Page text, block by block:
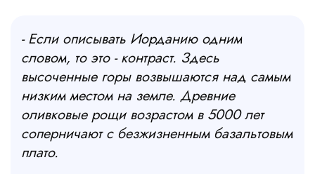
- Если описывать Иорданию одним
словом, то это - контраст. Здесь
высоченные горы возвышаются над самым
низким местом на земле. Древние
оливковые рощи возрастом в 5000 лет
соперничают с безжизненным базальтовым
плато.